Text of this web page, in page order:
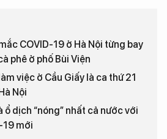
COVID-19 ở Hà Nội từng bay
phê ở phố Bùi Viện
việc ở Cầu Giấy là ca thứ 21
Nội
ổ dịch “nóng” nhất cả nước với
19 mới